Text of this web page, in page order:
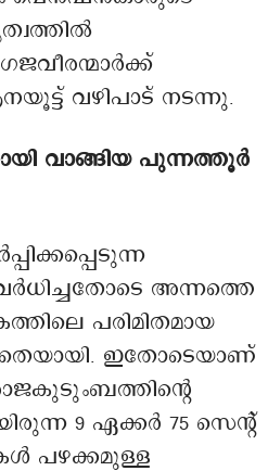
വഴിപാട് നടന്നു.
വാങ്ങിയ പുന്നത്തൂർ
അന്നത്തെ
പരിമിതമായ
ഇതോടെയാണ്
9 ഏക്കർ 75 സെന്റ്
പഴക്കമുള്ള